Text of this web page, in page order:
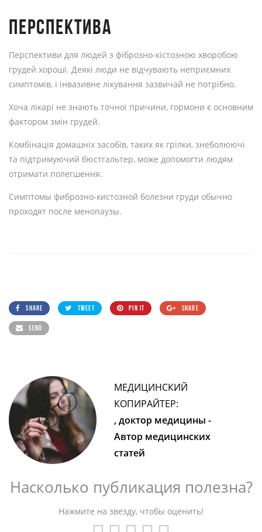
ПЕРСПЕКТИВА
Перспективи для людей з фіброзно-кістозною хворобою
грудей хороші. Деякі люди не відчувають неприємних
симптомів, і інвазивне лікування зазвичай не потрібно.
Хоча лікарі не знають точної причини, гормони є основним
фактором змін грудей.
Комбінація домашніх засобів, таких як грілки, знеболюючі
та підтримуючий бюстгальтер, може допомогти людям
отримати полегшення.
Симптомы фиброзно-кистозной болезни груди обычно
проходят после менопаузы.
SHARE TWEET PIN IT SHARE
SEND
МЕДИЦИНСКИЙ
КОПИРАЙТЕР:
, доктор медицины -
Автор медицинских
статей
Насколько публикация полезна?
Нажмите на звезду, чтобы оценить!